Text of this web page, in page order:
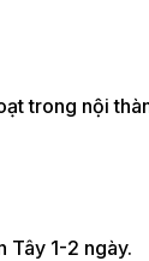
trong nội
Tây 1-2 ngày.